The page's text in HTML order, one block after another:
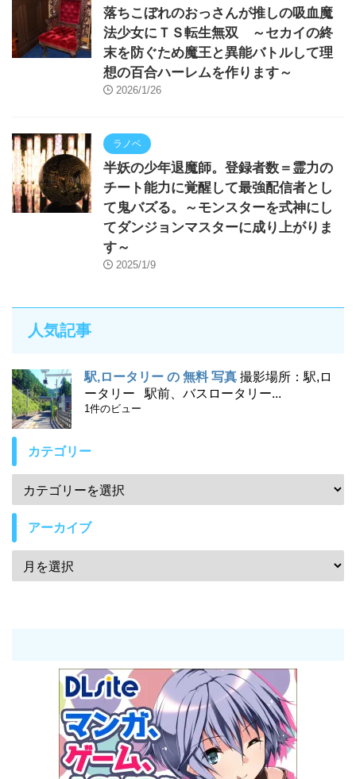
落ちこぼれのおっさんが推しの吸血魔
法少女にＴＳ転生無双 ～セカイの終
末を防ぐため魔王と異能バトルして理
想の百合ハーレムを作ります～
2026/1/26
ラノベ
半妖の少年退魔師。登録者数＝霊力の
チート能力に覚醒して最強配信者とし
て鬼バズる。～モンスターを式神にし
てダンジョンマスターに成り上がりま
す～
2025/1/9
人気記事
駅,ロータリー の 無料 写真 撮影場所：駅,ロ
ータリー 駅前、バスロータリー...
1件のビュー
カテゴリー
アーカイブ